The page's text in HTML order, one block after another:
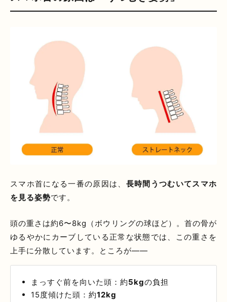
スマホ首になる一番の原因は、 長時間うつむいてスマホ
を見る姿勢です。
頭の重さは約6〜8kg（ボウリングの球ほど）。首の骨が
ゆるやかにカーブしている正常な状態では、この重さを
上手に分散しています。ところが——
まっすぐ前を向いた頭：約5kgの負担
15度傾けた頭：約12kg